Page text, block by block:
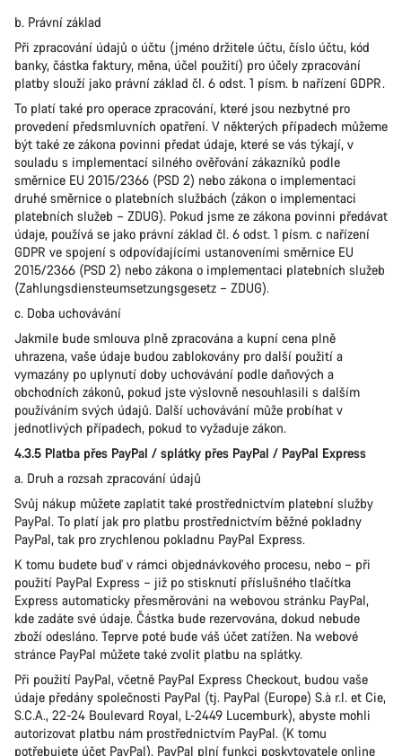
b. Právní základ
Při zpracování údajů o účtu (jméno držitele účtu, číslo účtu, kód
banky, částka faktury, měna, účel použití) pro účely zpracování
platby slouží jako právní základ čl. 6 odst. 1 písm. b nařízení GDPR.
To platí také pro operace zpracování, které jsou nezbytné pro
provedení předsmluvních opatření. V některých případech můžeme
být také ze zákona povinni předat údaje, které se vás týkají, v
souladu s implementací silného ověřování zákazníků podle
směrnice EU 2015/2366 (PSD 2) nebo zákona o implementaci
druhé směrnice o platebních službách (zákon o implementaci
platebních služeb – ZDUG). Pokud jsme ze zákona povinni předávat
údaje, používá se jako právní základ čl. 6 odst. 1 písm. c nařízení
GDPR ve spojení s odpovídajícími ustanoveními směrnice EU
2015/2366 (PSD 2) nebo zákona o implementaci platebních služeb
(Zahlungsdiensteumsetzungsgesetz – ZDUG).
c. Doba uchovávání
Jakmile bude smlouva plně zpracována a kupní cena plně
uhrazena, vaše údaje budou zablokovány pro další použití a
vymazány po uplynutí doby uchovávání podle daňových a
obchodních zákonů, pokud jste výslovně nesouhlasili s dalším
používáním svých údajů. Další uchovávání může probíhat v
jednotlivých případech, pokud to vyžaduje zákon.
4.3.5 Platba přes PayPal / splátky přes PayPal / PayPal Express
a. Druh a rozsah zpracování údajů
Svůj nákup můžete zaplatit také prostřednictvím platební služby
PayPal. To platí jak pro platbu prostřednictvím běžné pokladny
PayPal, tak pro zrychlenou pokladnu PayPal Express.
K tomu budete buď v rámci objednávkového procesu, nebo – při
použití PayPal Express – již po stisknutí příslušného tlačítka
Express automaticky přesměrováni na webovou stránku PayPal,
kde zadáte své údaje. Částka bude rezervována, dokud nebude
zboží odesláno. Teprve poté bude váš účet zatížen. Na webové
stránce PayPal můžete také zvolit platbu na splátky.
Při použití PayPal, včetně PayPal Express Checkout, budou vaše
údaje předány společnosti PayPal (tj. PayPal (Europe) S.à r.l. et Cie,
S.C.A., 22-24 Boulevard Royal, L-2449 Lucemburk), abyste mohli
autorizovat platbu nám prostřednictvím PayPal. (K tomu
potřebujete účet PayPal). PayPal plní funkci poskytovatele online